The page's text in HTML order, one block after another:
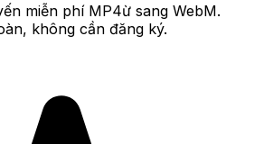
miễn phí MP4ừ sang WebM.
không cần đăng ký.